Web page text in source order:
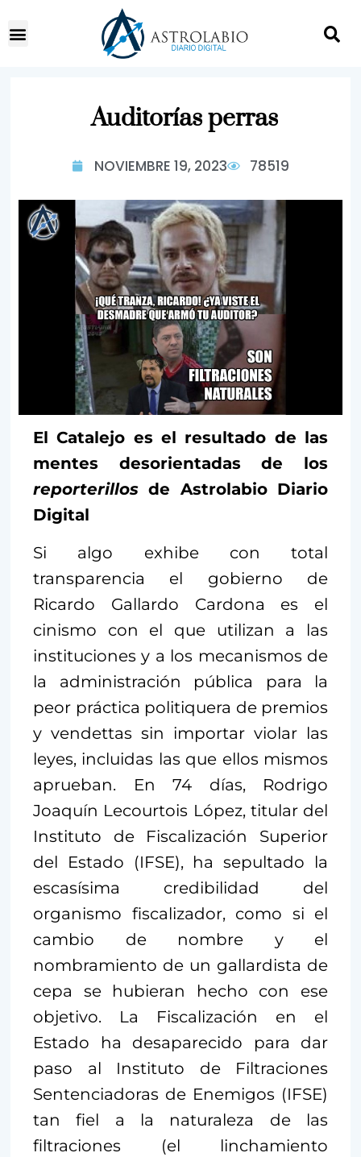
Auditorías perras
NOVIEMBRE 19, 2023 78519
El Catalejo es el resultado de las
mentes desorientadas de los
reporterillos de Astrolabio Diario
Digital
Si algo exhibe con total
transparencia el gobierno de
Ricardo Gallardo Cardona es el
cinismo con el que utilizan a las
instituciones y a los mecanismos de
la administración pública para la
peor práctica politiquera de premios
y vendettas sin importar violar las
leyes, incluidas las que ellos mismos
aprueban. En 74 días, Rodrigo
Joaquín Lecourtois López, titular del
Instituto de Fiscalización Superior
del Estado (IFSE), ha sepultado la
escasísima credibilidad del
organismo fiscalizador, como si el
cambio de nombre y el
nombramiento de un gallardista de
cepa se hubieran hecho con ese
objetivo. La Fiscalización en el
Estado ha desaparecido para dar
paso al Instituto de Filtraciones
Sentenciadoras de Enemigos (IFSE)
tan fiel a la naturaleza de las
filtraciones (el linchamiento